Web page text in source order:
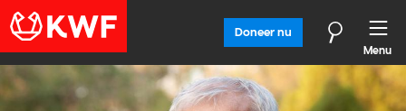
Doneer nu
Menu